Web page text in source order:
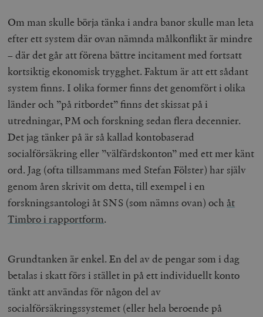
Om man skulle börja tänka i andra banor skulle man leta
efter ett system där ovan nämnda målkonflikt är mindre
– där det går att förena bättre incitament med fortsatt
kortsiktig ekonomisk trygghet. Faktum är att ett sådant
system finns. I olika former finns det genomfört i olika
länder och ”på ritbordet” finns det skissat på i
utredningar, PM och forskning sedan flera decennier.
Det jag tänker på är så kallad kontobaserad
socialförsäkring eller ”välfärdskonton” med ett mer känt
ord. Jag (ofta tillsammans med Stefan Fölster) har själv
genom åren skrivit om detta, till exempel i en
forskningsantologi åt SNS (som nämns ovan) och åt
Timbro i rapportform.
Grundtanken är enkel. En del av de pengar som i dag
betalas i skatt förs i stället in på ett individuellt konto
tänkt att användas för någon del av
socialförsäkringssystemet (eller hela beroende på